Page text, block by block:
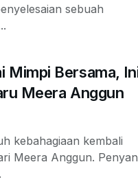
sebuah
Mimpi Bersama,
Meera Anggun
kebahagiaan kembali
Meera Anggun.